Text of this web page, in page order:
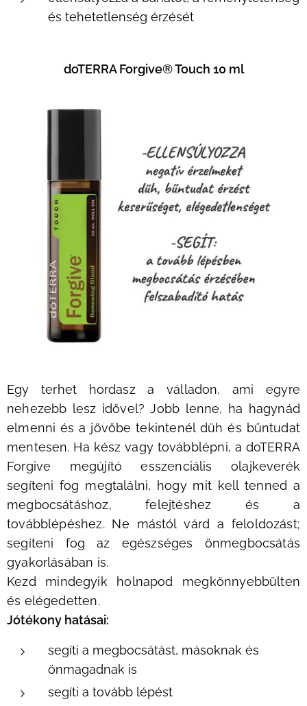
és tehetetlenség érzését
doTERRA Forgive® Touch 10 ml
Egy terhet hordasz a válladon, ami egyre
nehezebb lesz idővel? Jobb lenne, ha hagynád
elmenni és a jövőbe tekintenél düh és bűntudat
mentesen. Ha kész vagy továbblépni, a doTERRA
Forgive megújító esszenciális olajkeverék
segíteni fog megtalálni, hogy mit kell tenned a
megbocsátáshoz, felejtéshez és a
továbblépéshez. Ne mástól várd a feloldozást;
segíteni fog az egészséges önmegbocsátás
gyakorlásában is.
Kezd mindegyik holnapod megkönnyebbülten
és elégedetten.
Jótékony hatásai:
segíti a megbocsátást, másoknak és
önmagadnak is
segíti a tovább lépést